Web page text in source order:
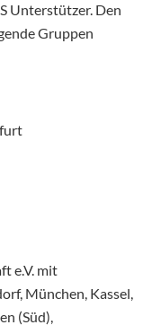
Unterstützer. Den
Gruppen
e.V. mit
München, Kassel,
(Süd),